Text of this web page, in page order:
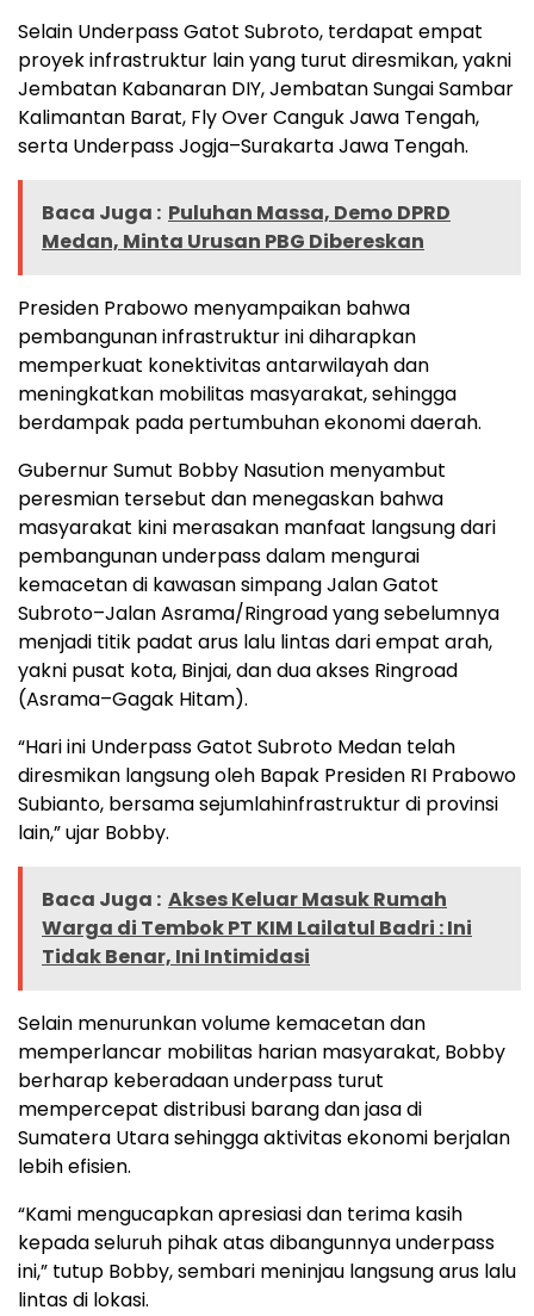
Selain Underpass Gatot Subroto, terdapat empat
proyek infrastruktur lain yang turut diresmikan, yakni
Jembatan Kabanaran DIY, Jembatan Sungai Sambar
Kalimantan Barat, Fly Over Canguk Jawa Tengah,
serta Underpass Jogja–Surakarta Jawa Tengah.
Baca Juga : Puluhan Massa, Demo DPRD
Medan, Minta Urusan PBG Dibereskan
Presiden Prabowo menyampaikan bahwa
pembangunan infrastruktur ini diharapkan
memperkuat konektivitas antarwilayah dan
meningkatkan mobilitas masyarakat, sehingga
berdampak pada pertumbuhan ekonomi daerah.
Gubernur Sumut Bobby Nasution menyambut
peresmian tersebut dan menegaskan bahwa
masyarakat kini merasakan manfaat langsung dari
pembangunan underpass dalam mengurai
kemacetan di kawasan simpang Jalan Gatot
Subroto–Jalan Asrama/Ringroad yang sebelumnya
menjadi titik padat arus lalu lintas dari empat arah,
yakni pusat kota, Binjai, dan dua akses Ringroad
(Asrama–Gagak Hitam).
“Hari ini Underpass Gatot Subroto Medan telah
diresmikan langsung oleh Bapak Presiden RI Prabowo
Subianto, bersama sejumlahinfrastruktur di provinsi
lain,” ujar Bobby.
Baca Juga : Akses Keluar Masuk Rumah
Warga di Tembok PT KIM Lailatul Badri : Ini
Tidak Benar, Ini Intimidasi
Selain menurunkan volume kemacetan dan
memperlancar mobilitas harian masyarakat, Bobby
berharap keberadaan underpass turut
mempercepat distribusi barang dan jasa di
Sumatera Utara sehingga aktivitas ekonomi berjalan
lebih efisien.
“Kami mengucapkan apresiasi dan terima kasih
kepada seluruh pihak atas dibangunnya underpass
ini,” tutup Bobby, sembari meninjau langsung arus lalu
lintas di lokasi.